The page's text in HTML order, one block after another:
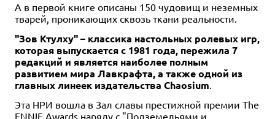
Купить
95 отзывов
А в первой книге описаны 150 чудовищ и неземных
тварей, проникающих сквозь ткани реальности.
"Зов Ктулху" – классика настольных ролевых игр,
которая выпускается с 1981 года, пережила 7
редакций и является наиболее полным
развитием мира Лавкрафта, а также одной из
главных линеек издательства Chaosium.
Эта НРИ вошла в Зал славы престижной премии The
ENNIE Awards наряду с "Подземельями и